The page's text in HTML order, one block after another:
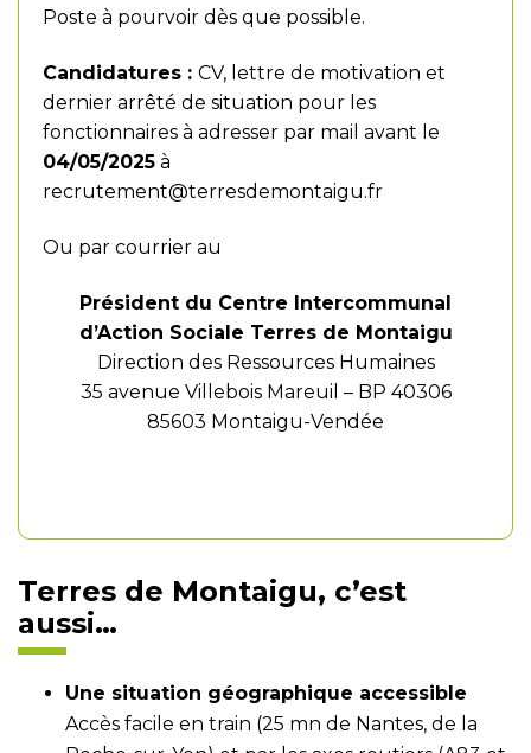
Poste à pourvoir dès que possible.
Candidatures : CV, lettre de motivation et
dernier arrêté de situation pour les
fonctionnaires à adresser par mail avant le
04/05/2025 à
recrutement@terresdemontaigu.fr
Ou par courrier au
Président du Centre Intercommunal
d’Action Sociale Terres de Montaigu
Direction des Ressources Humaines
35 avenue Villebois Mareuil – BP 40306
85603 Montaigu-Vendée
Terres de Montaigu, c’est
aussi…
Une situation géographique accessible
Accès facile en train (25 mn de Nantes, de la